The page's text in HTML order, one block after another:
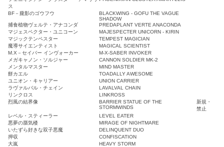
ス
BF－朧影のゴウフウ
BLACKWING - GOFU THE VAGUE
SHADOW
捕食植物ヴェルテ・アナコンダ
PREDAPLANT VERTE ANACONDA
マジェスペクター・ユニコーン
MAJESPECTER UNICORN - KIRIN
マジックテンペスター
TEMPEST MAGICIAN
魔導サイエンティスト
MAGICAL SCIENTIST
M.X－セイバー インヴォーカー
M-X-SABER INVOKER
メガキャノン・ソルジャー
CANNON SOLDIER MK-2
メンタルマスター
MIND MASTER
餅カエル
TOADALLY AWESOME
ユニオン・キャリアー
UNION CARRIER
ラヴァルバル・チェイン
LAVALVAL CHAIN
リンクロス
LINKROSS
烈風の結界像
BARRIER STATUE OF THE
STORMWINDS
新規・
禁止
レベル・スティーラー
LEVEL EATER
悪夢の蜃気楼
MIRAGE OF NIGHTMARE
いたずら好きな双子悪魔
DELINQUENT DUO
押収
CONFISCATION
大嵐
HEAVY STORM